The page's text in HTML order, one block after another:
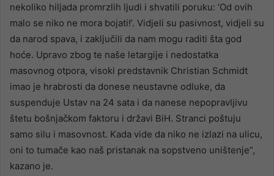
nekoliko hiljada promrzlih ljudi i shvatili poruku: ‘Od ovih
malo se niko ne mora bojati!’. Vidjeli su pasivnost, vidjeli su
da narod spava, i zaključili da nam mogu raditi šta god
hoće. Upravo zbog te naše letargije i nedostatka
masovnog otpora, visoki predstavnik Christian Schmidt
imao je hrabrosti da donese neustavne odluke, da
suspenduje Ustav na 24 sata i da nanese nepopravljivu
štetu bošnjačkom faktoru i državi BiH. Stranci poštuju
samo silu i masovnost. Kada vide da niko ne izlazi na ulicu,
oni to tumače kao naš pristanak na sopstveno uništenje”,
kazano je.